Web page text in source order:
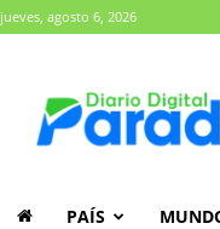
jueves, agosto 6, 2026
PAÍS